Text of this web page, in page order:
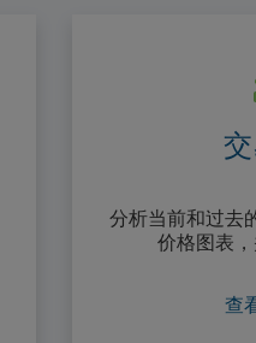
分析当前和过去
价格图表，
查